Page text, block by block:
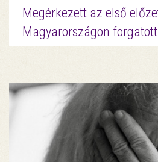
Megérkezett az első
Magyarországon